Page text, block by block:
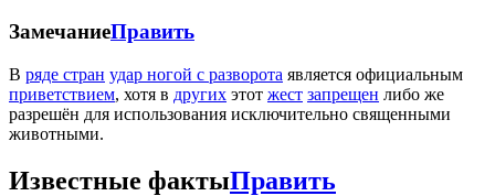
ЗамечаниеПравить
В ряде стран удар ногой с разворота является официальным
приветствием, хотя в других этот жест запрещен либо же
разрешён для использования исключительно священными
животными.
Известные фактыПравить